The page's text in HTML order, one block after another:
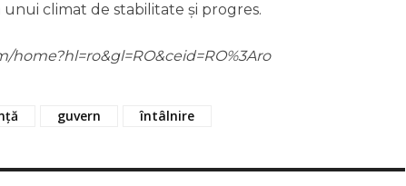
climat de stabilitate și progres.
home?hl=ro&gl=RO&ceid=RO%3Aro
guvern întâlnire